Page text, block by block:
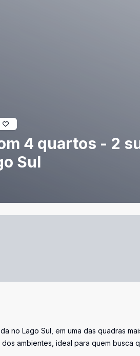
4 quartos - 2
Sul
no Lago Sul, em uma das quadras
ambientes, ideal para quem busca